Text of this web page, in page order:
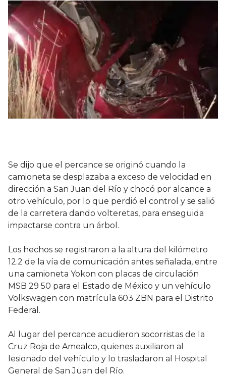
Se dijo que el percance se originó cuando la
camioneta se desplazaba a exceso de velocidad en
dirección a San Juan del Río y chocó por alcance a
otro vehículo, por lo que perdió el control y se salió
de la carretera dando volteretas, para enseguida
impactarse contra un árbol.
Los hechos se registraron a la altura del kilómetro
12.2 de la vía de comunicación antes señalada, entre
una camioneta Yokon con placas de circulación
MSB 29 50 para el Estado de México y un vehículo
Volkswagen con matrícula 603 ZBN para el Distrito
Federal.
Al lugar del percance acudieron socorristas de la
Cruz Roja de Amealco, quienes auxiliaron al
lesionado del vehículo y lo trasladaron al Hospital
General de San Juan del Río.